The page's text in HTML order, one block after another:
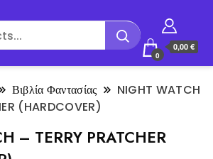
0
0,00 €
Βιβλία Φαντασίας
NIGHT WATCH
(HARDCOVER)
– TERRY PRATCHER